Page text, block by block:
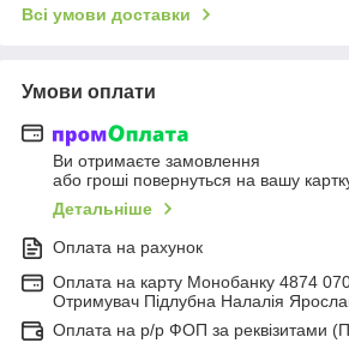
Всі умови доставки
Умови оплати
Ви отримаєте замовлення
або гроші повернуться на вашу
Детальніше
Оплата на рахунок
Оплата на карту Монобанку 4874
Отримувач Підлубна Налалія
Оплата на р/р ФОП за реквізитами